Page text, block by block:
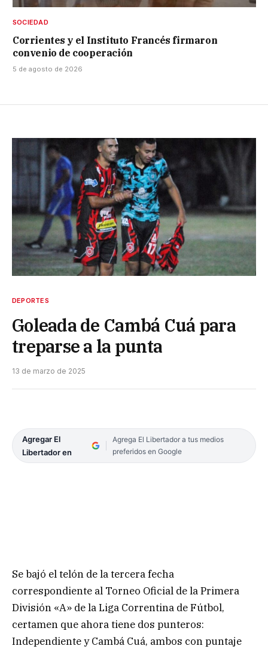
SOCIEDAD
Corrientes y el Instituto Francés firmaron
convenio de cooperación
5 de agosto de 2026
DEPORTES
Goleada de Cambá Cuá para
treparse a la punta
13 de marzo de 2025
Agregar El
Libertador en
Agrega El Libertador a tus medios
preferidos en Google
Se bajó el telón de la tercera fecha
correspondiente al Torneo Oficial de la Primera
División «A» de la Liga Correntina de Fútbol,
certamen que ahora tiene dos punteros:
Independiente y Cambá Cuá, ambos con puntaje